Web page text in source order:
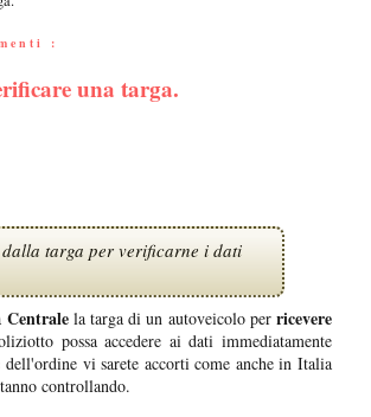
:
una targa.
targa per verificarne i dati
Centralela targa di un autoveicolo perricevere
possa accedere ai dati immediatamente
vi sarete accorti come anche in Italia
controllando.